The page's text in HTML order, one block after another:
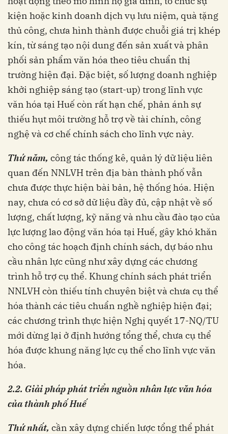
kiện hoặc kinh doanh dịch vụ lưu niệm, quà tặng
thủ công, chưa hình thành được chuỗi giá trị khép
kín, từ sáng tạo nội dung đến sản xuất và phân
phối sản phẩm văn hóa theo tiêu chuẩn thị
trường hiện đại. Đặc biệt, số lượng doanh nghiệp
khởi nghiệp sáng tạo (start-up) trong lĩnh vực
văn hóa tại Huế còn rất hạn chế, phản ánh sự
thiếu hụt môi trường hỗ trợ về tài chính, công
nghệ và cơ chế chính sách cho lĩnh vực này.
Thứ năm, công tác thống kê, quản lý dữ liệu liên
quan đến NNLVH trên địa bàn thành phố vẫn
chưa được thực hiện bài bản, hệ thống hóa. Hiện
nay, chưa có cơ sở dữ liệu đầy đủ, cập nhật về số
lượng, chất lượng, kỹ năng và nhu cầu đào tạo của
lực lượng lao động văn hóa tại Huế, gây khó khăn
cho công tác hoạch định chính sách, dự báo nhu
cầu nhân lực cũng như xây dựng các chương
trình hỗ trợ cụ thể. Khung chính sách phát triển
NNLVH còn thiếu tính chuyên biệt và chưa cụ thể
hóa thành các tiêu chuẩn nghề nghiệp hiện đại;
các chương trình thực hiện Nghị quyết 17-NQ/TU
mới dừng lại ở định hướng tổng thể, chưa cụ thể
hóa được khung năng lực cụ thể cho lĩnh vực văn
hóa.
2.2. Giải pháp phát triển nguồn nhân lực văn hóa
của thành phố Huế
Thứ nhất, cần xây dựng chiến lược tổng thể phát